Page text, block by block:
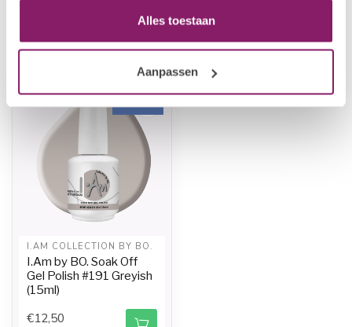
Alles toestaan
Aanpassen
Recently viewed
-20%
I.AM COLLECTION BY BO.
I.Am by BO. Soak Off
Gel Polish #191 Greyish
(15ml)
€12,50